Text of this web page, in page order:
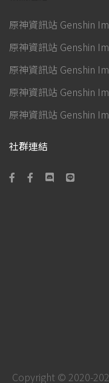
原神資訊站 Genshin
原神資訊站 Genshin
原神資訊站 Genshin
原神資訊站 Genshin
原神資訊站 Genshin
社群連結
Copyright © 2020-